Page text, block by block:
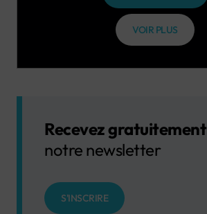
VOIR PLUS
Recevez gratuitement
notre newsletter
S'INSCRIRE